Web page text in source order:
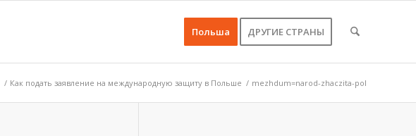
Польша ДРУГИЕ СТРАНЫ
/ Как подать заявление на международную защиту в Польше / mezhdum=narod-zhaczita-pol